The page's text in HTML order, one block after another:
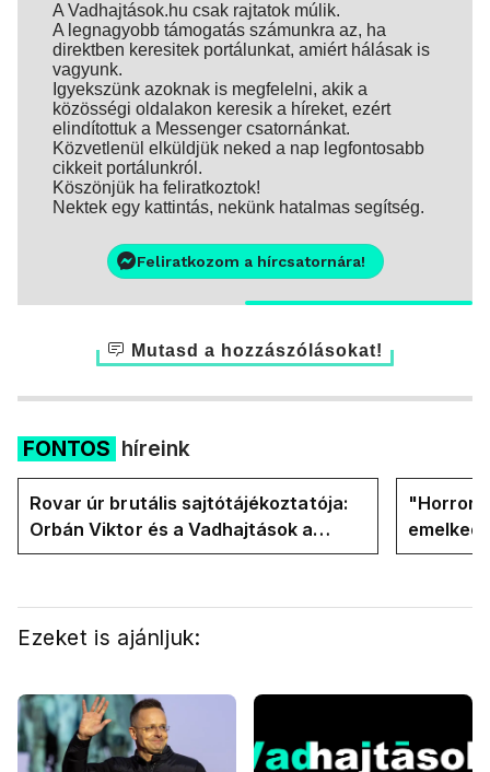
A Vadhajtások.hu csak rajtatok múlik.
A legnagyobb támogatás számunkra az, ha
direktben keresitek portálunkat, amiért hálásak is
vagyunk.
Igyekszünk azoknak is megfelelni, akik a
közösségi oldalakon keresik a híreket, ezért
elindítottuk a Messenger csatornánkat.
Közvetlenül elküldjük neked a nap legfontosabb
cikkeit portálunkról.
Köszönjük ha feliratkoztok!
Nektek egy kattintás, nekünk hatalmas segítség.
Feliratkozom a hírcsatornára!
Mutasd a hozzászólásokat!
FONTOS híreink
Rovar úr brutális sajtótájékoztatója:
Orbán Viktor és a Vadhajtások a
felelős a kialakult helyzetért
"Horror
oldalán
Ezeket is ajánljuk: